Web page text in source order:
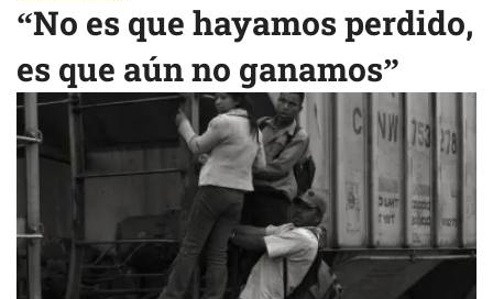
“No es que hayamos perdido,
es que aún no ganamos”